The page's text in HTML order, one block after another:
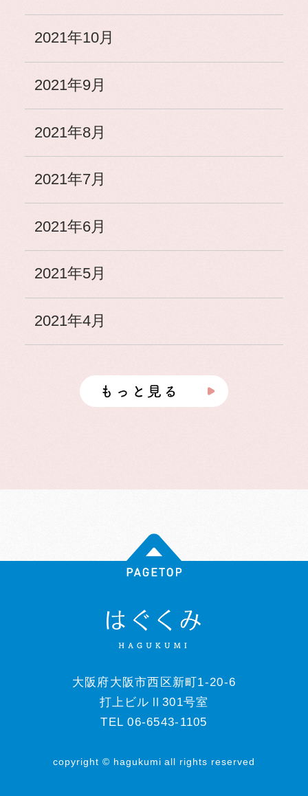
2021年10月
2021年9月
2021年8月
2021年7月
2021年6月
2021年5月
2021年4月
大阪府大阪市西区新町1-20-6
打上ビルⅡ301号室
TEL 06-6543-1105
copyright © hagukumi all rights reserved